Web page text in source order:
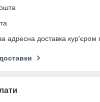
адресна доставка кур'єром